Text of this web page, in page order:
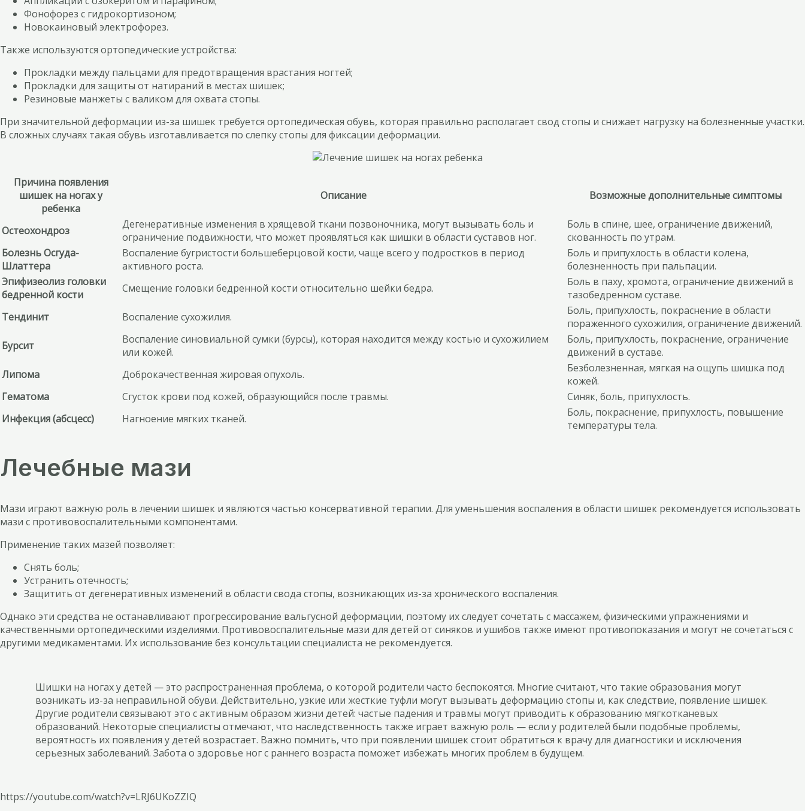
Фонофорез с гидрокортизоном;
Новокаиновый электрофорез.
Также используются ортопедические устройства:
Прокладки между пальцами для предотвращения врастания ногтей;
Прокладки для защиты от натираний в местах шишек;
Резиновые манжеты с валиком для охвата стопы.
При значительной деформации из-за шишек требуется ортопедическая обувь, которая правильно располагает свод стопы и снижает нагрузку на болезненные участки.
В сложных случаях такая обувь изготавливается по слепку стопы для фиксации деформации.
Причина появления
шишек на ногах у
ребенка
Описание Возможные дополнительные симптомы
Остеохондроз
Дегенеративные изменения в хрящевой ткани позвоночника, могут вызывать боль и
ограничение подвижности, что может проявляться как шишки в области суставов ног.
Боль в спине, шее, ограничение движений,
скованность по утрам.
Болезнь Осгуда-
Шлаттера
Воспаление бугристости большеберцовой кости, чаще всего у подростков в период
активного роста.
Боль и припухлость в области колена,
болезненность при пальпации.
Эпифизеолиз головки
бедренной кости
Смещение головки бедренной кости относительно шейки бедра.
Боль в паху, хромота, ограничение движений в
тазобедренном суставе.
Тендинит
Воспаление сухожилия.
Боль, припухлость, покраснение в области
пораженного сухожилия, ограничение движений.
Бурсит
Воспаление синовиальной сумки (бурсы), которая находится между костью и сухожилием
или кожей.
Боль, припухлость, покраснение, ограничение
движений в суставе.
Липома
Доброкачественная жировая опухоль.
Безболезненная, мягкая на ощупь шишка под
кожей.
Гематома
Сгусток крови под кожей, образующийся после травмы.
Синяк, боль, припухлость.
Инфекция (абсцесс)
Нагноение мягких тканей.
Боль, покраснение, припухлость, повышение
температуры тела.
Лечебные мази
Мази играют важную роль в лечении шишек и являются частью консервативной терапии. Для уменьшения воспаления в области шишек рекомендуется использовать
мази с противовоспалительными компонентами.
Применение таких мазей позволяет:
Снять боль;
Устранить отечность;
Защитить от дегенеративных изменений в области свода стопы, возникающих из-за хронического воспаления.
Однако эти средства не останавливают прогрессирование вальгусной деформации, поэтому их следует сочетать с массажем, физическими упражнениями и
качественными ортопедическими изделиями. Противовоспалительные мази для детей от синяков и ушибов также имеют противопоказания и могут не сочетаться с
другими медикаментами. Их использование без консультации специалиста не рекомендуется.
Шишки на ногах у детей — это распространенная проблема, о которой родители часто беспокоятся. Многие считают, что такие образования могут
возникать из-за неправильной обуви. Действительно, узкие или жесткие туфли могут вызывать деформацию стопы и, как следствие, появление шишек.
Другие родители связывают это с активным образом жизни детей: частые падения и травмы могут приводить к образованию мягкотканевых
образований. Некоторые специалисты отмечают, что наследственность также играет важную роль — если у родителей были подобные проблемы,
вероятность их появления у детей возрастает. Важно помнить, что при появлении шишек стоит обратиться к врачу для диагностики и исключения
серьезных заболеваний. Забота о здоровье ног с раннего возраста поможет избежать многих проблем в будущем.
https://youtube.com/watch?v=LRJ6UKoZZIQ